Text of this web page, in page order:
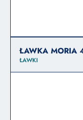
ŁAWKA MORIA
ŁAWKI